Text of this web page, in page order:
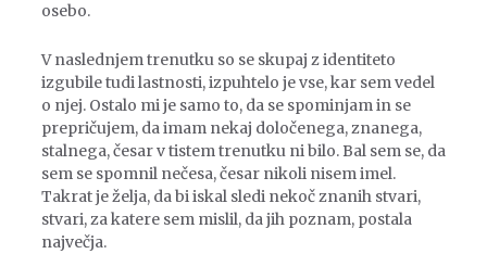
osebo.
V naslednjem trenutku so se skupaj z identiteto
izgubile tudi lastnosti, izpuhtelo je vse, kar sem vedel
o njej. Ostalo mi je samo to, da se spominjam in se
prepričujem, da imam nekaj določenega, znanega,
stalnega, česar v tistem trenutku ni bilo. Bal sem se, da
sem se spomnil nečesa, česar nikoli nisem imel.
Takrat je želja, da bi iskal sledi nekoč znanih stvari,
stvari, za katere sem mislil, da jih poznam, postala
največja.